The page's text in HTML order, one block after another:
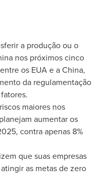
a produção ou o
nos próximos cinco
os EUA e aChina,
da regulamentação
maiores nos
aumentar os
contra apenas 8%
que suas empresas
as metas de zero